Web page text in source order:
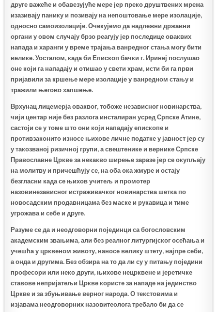
друге важеће и обавезујуће мере јер преко друштвених мрежа
изазивају панику и позивају на непоштовање мере изолације,
односно самоизолације. Очекујемо да надлежни државни
органи у овом случају брзо реагују јер последице оваквих
напада и харанги у време трајања ванредног стања могу бити
велике. Уосталом, када би Епископ бачки г. Иринеј послушао
оне који га нападају и отишао у свети храм, исти би га први
пријавили за кршење мере изолације у ванредном стању и
тражили његово хапшење.
Врхунац лицемерја оваквог, тобоже независног новинарства,
чији центар није без разлога инсталиран усред Српске Атине,
састоји се у томе што они који нападају епископе и
противзаконито износе њихове личне податке у јавност јер су
у такозваној ризичној групи, а свештенике и вернике Српске
Православне Цркве за некакво ширење заразе јер се окупљају
на молитву и причешћују се, на оба ока жмуре и остају
безгласни када се њихов учитељ и промотер
назовинезависног истраживачког новинарства шетка по
новосадским продавницама без маске и рукавица и тиме
угрожава и себе и друге.
Разуме се да и неодговорни појединци са богословским
академским звањима, али без реалног литургијског осећања и
учешћа у црквеном животу, наносе велику штету, најпре себи,
а онда и другима. Без обзира на то да ли су у питању поједини
професори или неко други, њихове нецрквене и јеретичке
ставове непријатељи Цркве користе за нападе на јединство
Цркве и за збуњивање верног народа. О текстовима и
изјавама неодговорних назовитеолога требало би да се